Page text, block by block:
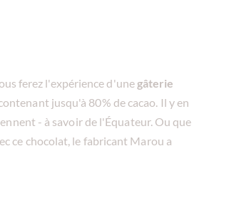
ferez l'expérience d'une gâterie
jusqu'à 80% de cacao. Il y en
- à savoir de l'Équateur. Ou que
ce chocolat, le fabricant Marou a